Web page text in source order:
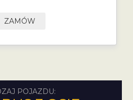
ZAMÓW
POJAZDU: